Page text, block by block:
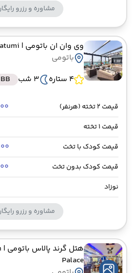
مشاوره و رزرو
وی وان ان باتومی | Wyn Residences Batumi
باتومی
4 ستاره
3 شب BB
قیمت 2 تخته (هرنفر)
قیمت 1 تخته
قیمت کودک با تخت
قیمت کودک بدون تخت
نوزاد
مشاوره و رزرو
هتل گرند پالاس باتومی
Palace